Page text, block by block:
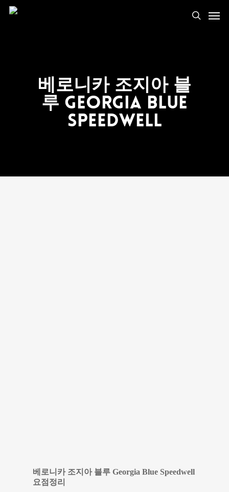
베로니카 조지아 블
루 Georgia Blue
Speedwell
베로니카 조지아 블루 Georgia Blue Speedwell
요점정리